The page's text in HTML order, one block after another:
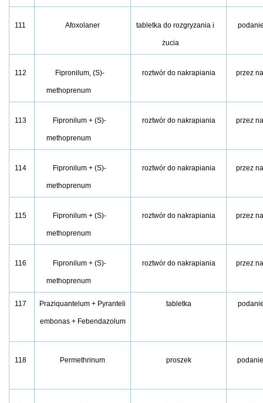
111 Afoxolaner tabletka do rozgryzania i
żucia
112 Fipronilum, (S)-
methoprenum
roztwór do nakrapiania przez
113 Fipronilum + (S)-
methoprenum
roztwór do nakrapiania przez
114 Fipronilum + (S)-
methoprenum
roztwór do nakrapiania przez
115 Fipronilum + (S)-
methoprenum
roztwór do nakrapiania przez
116 Fipronilum + (S)-
methoprenum
roztwór do nakrapiania przez
117 Praziquantelum + Pyranteli
embonas + Febendazolum
tabletka
118 Permethrinum proszek